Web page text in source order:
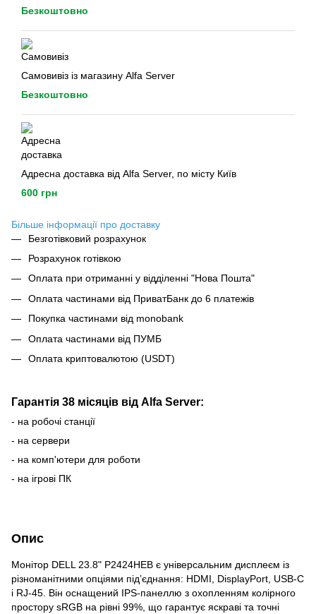
Безкоштовно
Самовивіз із магазину Alfa Server
Безкоштовно
Адресна доставка від Alfa Server, по місту Київ
600 грн
Більше інформації про доставку
Безготівковий розрахунок
Розрахунок готівкою
Оплата при отриманні у відділенні "Нова Пошта"
Оплата частинами від ПриватБанк до 6 платежів
Покупка частинами від monobank
Оплата частинами від ПУМБ
Оплата криптовалютою (USDT)
Гарантія 38 місяців від Alfa Server:
- на робочі станції
- на сервери
- на комп'ютери для роботи
- на ігрові ПК
Опис
Монітор DELL 23.8" P2424HEB є універсальним дисплеєм із
різноманітними опціями під’єднання: HDMI, DisplayPort, USB-C
і RJ-45. Він оснащений IPS-панеллю з охопленням колірного
простору sRGB на рівні 99%, що гарантує яскраві та точні